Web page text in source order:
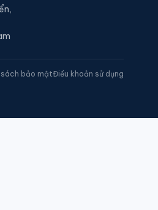
sách bảo mậtĐiều khoản sử dụng